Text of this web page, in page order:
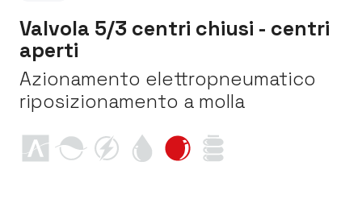
Valvola 5/3 centri chiusi - centri
aperti
Azionamento elettropneumatico
riposizionamento a molla